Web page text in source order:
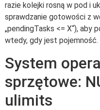
razie kolejki rosną w pod i
sprawdzanie gotowości z
„pendingTasks <= X“), aby
wtedy, gdy jest pojemność.
System
sprzętowe:
ulimits